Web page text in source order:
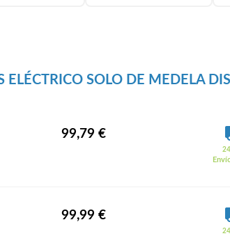
ELÉCTRICO SOLO DE MEDELA
99,79 €
99,99 €